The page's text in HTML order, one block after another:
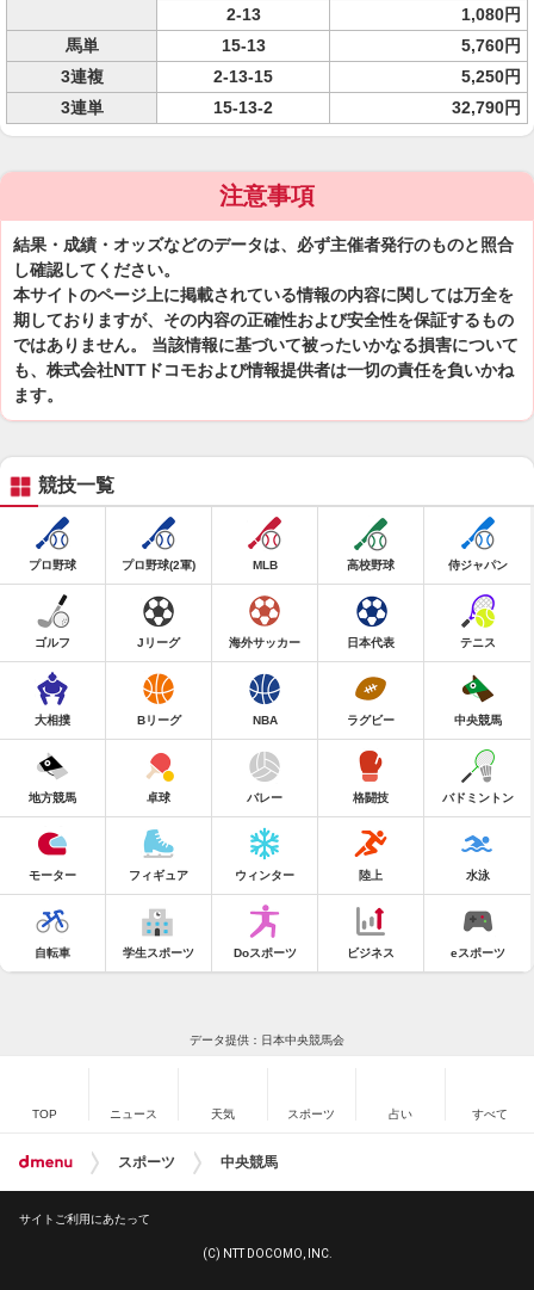
2-13
1,080円
馬単
15-13
5,760円
3連複
2-13-15
5,250円
3連単
15-13-2 32,790円
注意事項
結果・成績・オッズなどのデータは、必ず主催者発行のものと照合
し確認してください。
本サイトのページ上に掲載されている情報の内容に関しては万全を
期しておりますが、その内容の正確性および安全性を保証するもの
ではありません。 当該情報に基づいて被ったいかなる損害について
も、株式会社NTTドコモおよび情報提供者は一切の責任を負いかね
ます。
競技一覧
プロ野球 プロ野球(2軍) MLB 高校野球 侍ジャパン
ゴルフ Jリーグ 海外サッカー 日本代表 テニス
大相撲 Bリーグ NBA ラグビー 中央競馬
地方競馬 卓球 バレー 格闘技 バドミントン
モーター フィギュア ウィンター 陸上 水泳
自転車 学生スポーツ Doスポーツ ビジネス eスポーツ
データ提供：日本中央競馬会
TOP ニュース 天気 スポーツ 占い すべて
スポーツ 中央競馬
サイトご利用にあたって
(C) NTT DOCOMO, INC.